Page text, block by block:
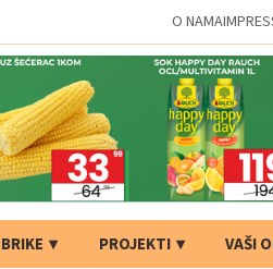
O NAMA
PROJEKTI VAŠI